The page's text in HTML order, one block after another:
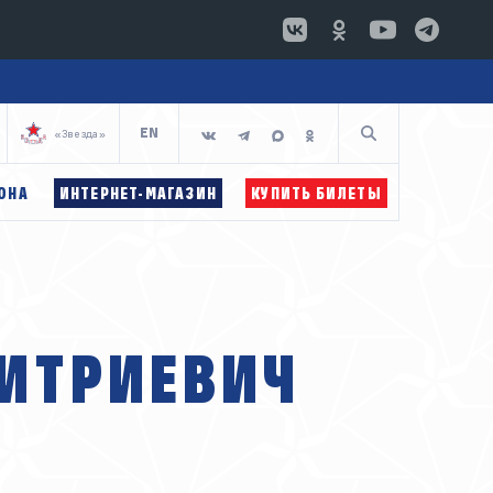
«Звезда» EN
ОРГАНИЗАЦИИ
ИНТЕРНЕТ-МАГАЗИН КУПИТЬ БИЛЕТЫ